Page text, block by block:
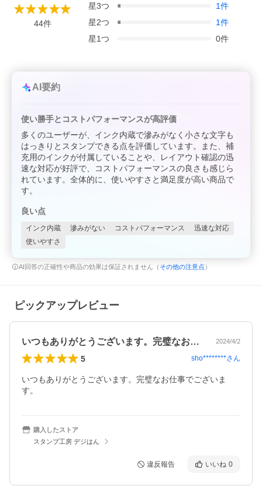
44件
星3つ 1件
星2つ 1件
星1つ 0件
AI要約
使い勝手とコストパフォーマンスが高評価
多くのユーザーが、インク内蔵で滲みがなく小さな文字も
はっきりとスタンプできる点を評価しています。また、補
充用のインクが付属していることや、レイアウト確認の迅
速な対応が好評で、コストパフォーマンスの良さも感じら
れています。全体的に、使いやすさと満足度が高い商品で
す。
良い点
インク内蔵 滲みがない コストパフォーマンス
迅速な対応
使いやすさ
AI回答の正確性や商品の効果は保証されません（ その他の注意点 ）
ピックアップレビュー
いつもありがとうございます。完璧なお仕… 2024/4/2
5 sho********さん
いつもありがとうございます。完璧なお仕事でございま
す。
購入したストア
スタンプ工房 デジはん
違反報告 いいね 0